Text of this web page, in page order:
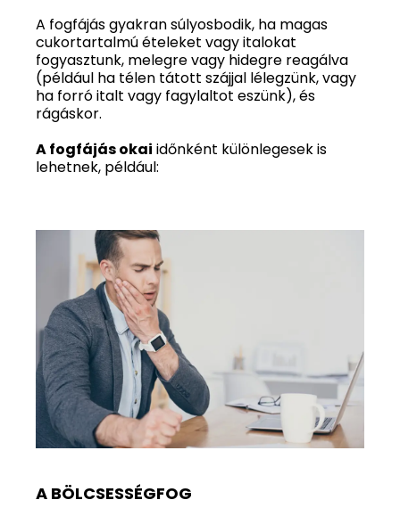
A fogfájás gyakran súlyosbodik, ha magas
cukortartalmú ételeket vagy italokat
fogyasztunk, melegre vagy hidegre reagálva
(például ha télen tátott szájjal lélegzünk, vagy
ha forró italt vagy fagylaltot eszünk), és
rágáskor.
A fogfájás okai időnként különlegesek is
lehetnek, például:
A BÖLCSESSÉGFOG